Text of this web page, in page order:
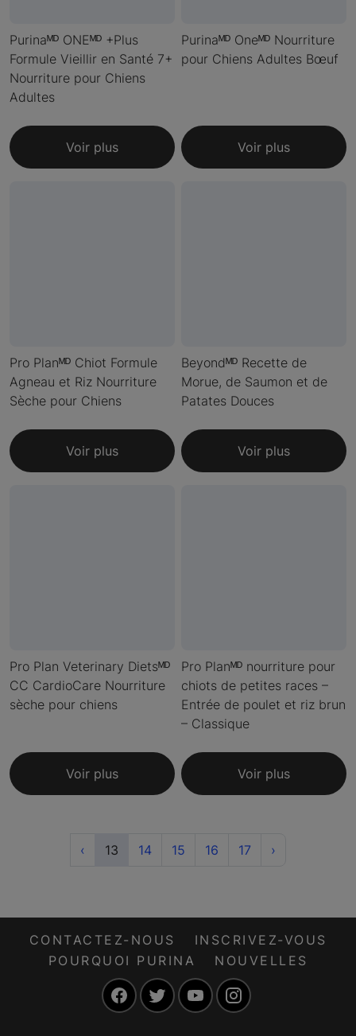
Purinaᴹᴰ ONEᴹᴰ +Plus
Formule Vieillir en Santé 7+
Nourriture pour Chiens
Adultes
Voir plus
Purinaᴹᴰ Oneᴹᴰ Nourriture
pour Chiens Adultes Bœuf
Voir plus
Pro Planᴹᴰ Chiot Formule
Agneau et Riz Nourriture
Sèche pour Chiens
Voir plus
Beyondᴹᴰ Recette de
Morue, de Saumon et de
Patates Douces
Voir plus
Pro Plan Veterinary Dietsᴹᴰ
CC CardioCare Nourriture
sèche pour chiens
Voir plus
Pro Planᴹᴰ nourriture pour
chiots de petites races –
Entrée de poulet et riz brun
– Classique
Voir plus
‹Previous
13(current)
14 15 16 17 ›Next
CONTACTEZ-NOUS
INSCRIVEZ-VOUS
POURQUOI PURINA
NOUVELLES
FacebookTwitter YouTube